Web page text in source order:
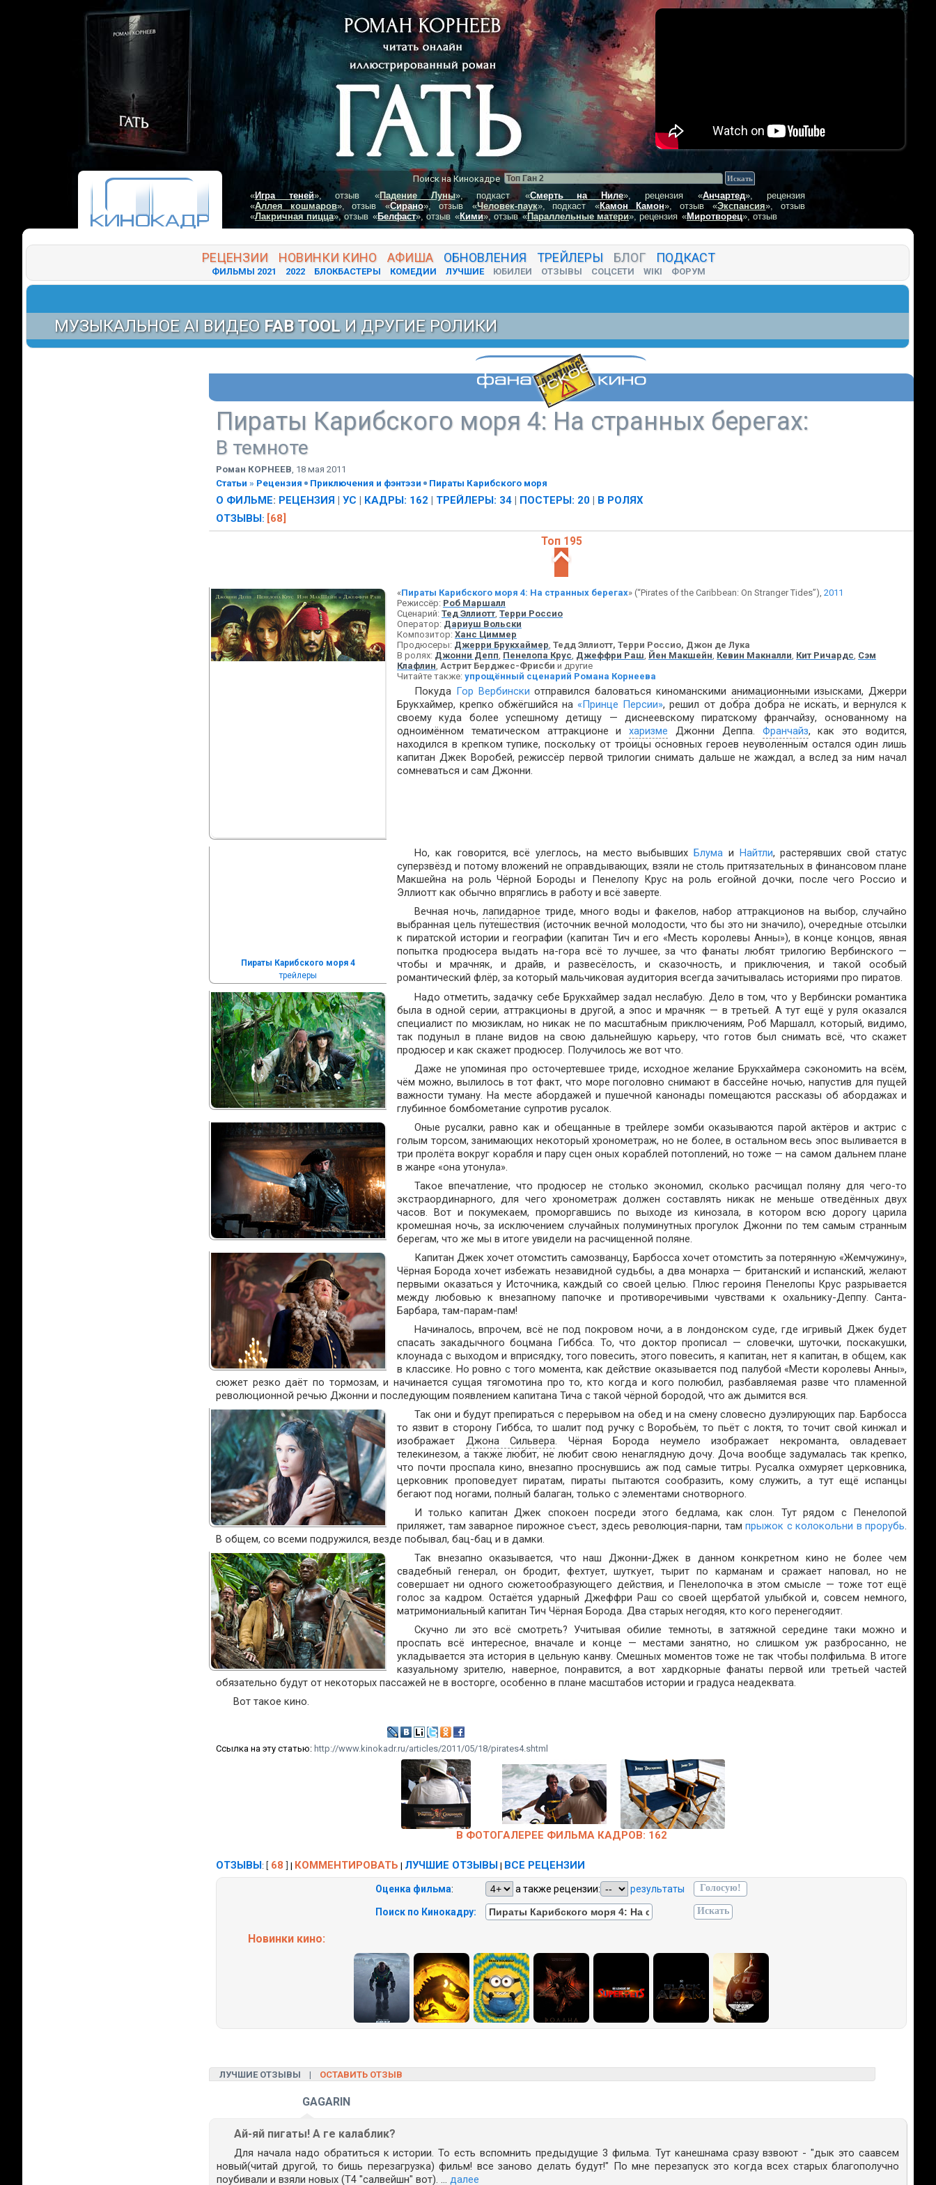
Поиск на Кинокадре
«Игра теней», отзыв «Падение Луны», подкаст «Смерть на Ниле», рецензия «Анчартед», рецензия
«Аллея кошмаров», отзыв «Сирано», отзыв «Человек-паук», подкаст «Камон Камон», отзыв «Экспансия», отзыв
«Лакричная пицца», отзыв «Белфаст», отзыв «Кими», отзыв «Параллельные матери», рецензия «Миротворец», отзыв
РЕЦЕНЗИИ НОВИНКИ КИНО АФИША ОБНОВЛЕНИЯ ТРЕЙЛЕРЫ БЛОГ ПОДКАСТ
ФИЛЬМЫ 2021 2022 БЛОКБАСТЕРЫ КОМЕДИИ ЛУЧШИЕ ЮБИЛЕИ ОТЗЫВЫ СОЦСЕТИ WIKI ФОРУМ
МУЗЫКАЛЬНОЕ AI ВИДЕО FAB TOOL И ДРУГИЕ РОЛИКИ
Пираты Карибского моря 4: На странных берегах:
В темноте
Роман КОРНЕЕВ, 18 мая 2011
Статьи » Рецензия Приключения и фэнтэзи Пираты Карибского моря
О ФИЛЬМЕ: РЕЦЕНЗИЯ | УС | КАДРЫ: 162 | ТРЕЙЛЕРЫ: 34 | ПОСТЕРЫ: 20 | В РОЛЯХ
ОТЗЫВЫ: [68]
Топ 195
«Пираты Карибского моря 4: На странных берегах» (“Pirates of the Caribbean: On Stranger Tides”), 2011
Режиссёр: Роб Маршалл
Сценарий: Тед Эллиотт, Терри Россио
Оператор: Дариуш Вольски
Композитор: Ханс Циммер
Продюсеры: Джерри Брукхаймер, Тедд Эллиотт, Терри Россио, Джон де Лука
В ролях: Джонни Депп, Пенелопа Крус, Джеффри Раш, Йен Макшейн, Кевин Макналли, Кит Ричардс, Сэм
Клафлин, Астрит Берджес-Фрисби и другие
Читайте также: упрощённый сценарий Романа Корнеева
Покуда Гор Вербински отправился баловаться киноманскими анимационными изысками, Джерри
Брукхаймер, крепко обжёгшийся на «Принце Персии», решил от добра добра не искать, и вернулся к
своему куда более успешному детищу — диснеевскому пиратскому франчайзу, основанному на
одноимённом тематическом аттракционе ихаризме Джонни Деппа. Франчайз, как это водится,
находился в крепком тупике, поскольку от троицы основных героев неуволенным остался один лишь
капитан Джек Воробей, режиссёр первой трилогии снимать дальше не жаждал, а вслед за ним начал
сомневаться и сам Джонни.
Пираты Карибского моря 4
трейлеры
Но, как говорится, всё улеглось, на место выбывшихБлума и Найтли, растерявших свой статус
суперзвёзд и потому вложений не оправдывающих, взяли не столь притязательных в финансовом плане
Макшейна на роль Чёрной Бороды и Пенелопу Крус на роль егойной дочки, после чего Россио и
Эллиотт как обычно впряглись в работу и всё заверте.
Вечная ночь, лапидарное триде, много воды и факелов, набор аттракционов на выбор, случайно
выбранная цель путешествия (источник вечной молодости, что бы это ни значило), очередные отсылки
к пиратской истории и географии (капитан Тич и его «Месть королевы Анны»), в конце концов, явная
попытка продюсера выдать на-гора всё то лучшее, за что фанаты любят трилогию Вербинского —
чтобы и мрачняк, и драйв, и развесёлость, и сказочность, и приключения, и такой особый
романтический флёр, за который мальчиковая аудитория всегда зачитывалась историями про пиратов.
Надо отметить, задачку себе Брукхаймер задал неслабую. Дело в том, что у Вербински романтика
была в одной серии, аттракционы в другой, а эпос и мрачняк — в третьей. А тут ещё у руля оказался
специалист по мюзиклам, но никак не по масштабным приключениям, Роб Маршалл, который, видимо,
так подуныл в плане видов на свою дальнейшую карьеру, что готов был снимать всё, что скажет
продюсер и как скажет продюсер. Получилось же вот что.
Даже не упоминая про осточертевшее триде, исходное желание Брукхаймера сэкономить на всём,
чём можно, вылилось в тот факт, что море поголовно снимают в бассейне ночью, напустив для пущей
важности туману. На месте абордажей и пушечной канонады помещаются рассказы об абордажах и
глубинное бомбометание супротив русалок.
Оные русалки, равно как и обещанные в трейлере зомби оказываются парой актёров и актрис с
голым торсом, занимающих некоторый хронометраж, но не более, в остальном весь эпос выливается в
три пролёта вокруг корабля и пару сцен оных кораблей потоплений, но тоже — на самом дальнем плане
в жанре «она утонула».
Такое впечатление, что продюсер не столько экономил, сколько расчищал поляну для чего-то
экстраординарного, для чего хронометраж должен составлять никак не меньше отведённых двух
часов. Вот и покумекаем, проморгавшись по выходе из кинозала, в котором всю дорогу царила
кромешная ночь, за исключением случайных полуминутных прогулок Джонни по тем самым странным
берегам, что же мы в итоге увидели на расчищенной поляне.
Капитан Джек хочет отомстить самозванцу, Барбосса хочет отомстить за потерянную «Жемчужину»,
Чёрная Борода хочет избежать незавидной судьбы, а два монарха — британский и испанский, желают
первыми оказаться у Источника, каждый со своей целью. Плюс героиня Пенелопы Крус разрывается
между любовью к внезапному папочке и противоречивыми чувствами к охальнику-Деппу. Санта-
Барбара, там-парам-пам!
Начиналось, впрочем, всё не под покровом ночи, а в лондонском суде, где игривый Джек будет
спасать закадычного боцмана Гиббса. То, что доктор прописал — словечки, шуточки, поскакушки,
клоунада с выходом и вприсядку, того повесить, этого повесить, я капитан, нет я капитан, в общем, как
в классике. Но ровно с того момента, как действие оказывается под палубой «Мести королевы Анны»,
сюжет резко даёт по тормозам, и начинается сущая тягомотина про то, кто когда и кого полюбил, разбавляемая разве что пламенной
революционной речью Джонни и последующим появлением капитана Тича с такой чёрной бородой, что аж дымится вся.
Так они и будут препираться с перерывом на обед и на смену словесно дуэлирующих пар. Барбосса
то язвит в сторону Гиббса, то шалит под ручку с Воробьём, то пьёт с локтя, то точит свой кинжал и
изображает Джона Сильвера. Чёрная Борода неумело изображает некроманта, овладевает
телекинезом, а также любит, не любит свою ненаглядную дочу. Доча вообще задумалась так крепко,
что почти проспала кино, внезапно проснувшись аж под самые титры. Русалка охмуряет церковника,
церковник проповедует пиратам, пираты пытаются сообразить, кому служить, а тут ещё испанцы
бегают под ногами, полный балаган, только с элементами снотворного.
И только капитан Джек спокоен посреди этого бедлама, как слон. Тут рядом с Пенелопой
приляжет, там заварное пирожное съест, здесь революция-парни, там прыжок с колокольни в прорубь.
В общем, со всеми подружился, везде побывал, бац-бац и в дамки.
Так внезапно оказывается, что наш Джонни-Джек в данном конкретном кино не более чем
свадебный генерал, он бродит, фехтует, шуткует, тырит по карманам и сражает наповал, но не
совершает ни одного сюжетообразующего действия, и Пенелопочка в этом смысле — тоже тот ещё
голос за кадром. Остаётся ударный Джеффри Раш со своей щербатой улыбкой и, совсем немного,
матримониальный капитан Тич Чёрная Борода. Два старых негодяя, кто кого перенегодяит.
Скучно ли это всё смотреть? Учитывая обилие темноты, в затяжной середине таки можно и
проспать всё интересное, вначале и конце — местами занятно, но слишком уж разбросанно, не
укладывается эта история в цельную канву. Смешных моментов тоже не так чтобы полфильма. В итоге
казуальному зрителю, наверное, понравится, а вот хардкорные фанаты первой или третьей частей
обязательно будут от некоторых пассажей не в восторге, особенно в плане масштабов истории и градуса неадеквата.
Вот такое кино.
Ссылка на эту статью: http://www.kinokadr.ru/articles/2011/05/18/pirates4.shtml
В ФОТОГАЛЕРЕЕ ФИЛЬМА КАДРОВ: 162
ОТЗЫВЫ: [ 68 | КОММЕНТИРОВАТЬ | ЛУЧШИЕ ОТЗЫВЫ | ВСЕ РЕЦЕНЗИИ
Оценка фильма: а также рецензии: результаты
Поиск по Кинокадру:
Новинки кино:
ЛУЧШИЕ ОТЗЫВЫ | ОСТАВИТЬ ОТЗЫВ
GAGARIN
Ай-яй пигаты! А ге калаблик?
Для начала надо обратиться к истории. То есть вспомнить предыдущие 3 фильма. Тут канешнама сразу взвоют - "дык это саавсем
новый(читай другой, то бишь перезагрузка) фильм! все заново делать будут!" По мне перезапуск это когда всех старых благополучно
поубивали и взяли новых (Т4 "салвейшн" вот). ... далее